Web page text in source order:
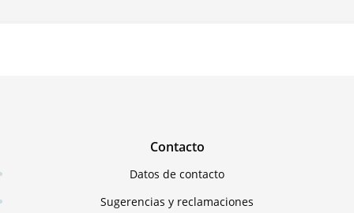
Contacto
Datos de contacto
Sugerencias y reclamaciones